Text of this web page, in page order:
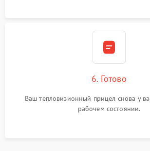
6. Готово
Ваш тепловизионный прицел снова у
рабочем состоянии.